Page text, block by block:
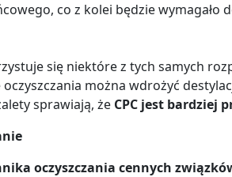
co z kolei będzie
się niektóre z tych samych
można wdrożyć
sprawiają, że CPC jest bardziej
oczyszczania cennych